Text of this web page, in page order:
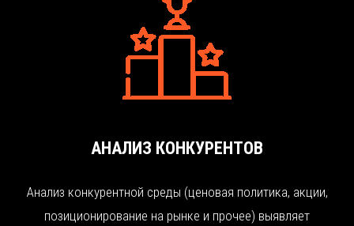
АНАЛИЗ КОНКУРЕНТОВ
Анализ конкурентной среды (ценовая политика, акции,
позиционирование на рынке и прочее) выявляет